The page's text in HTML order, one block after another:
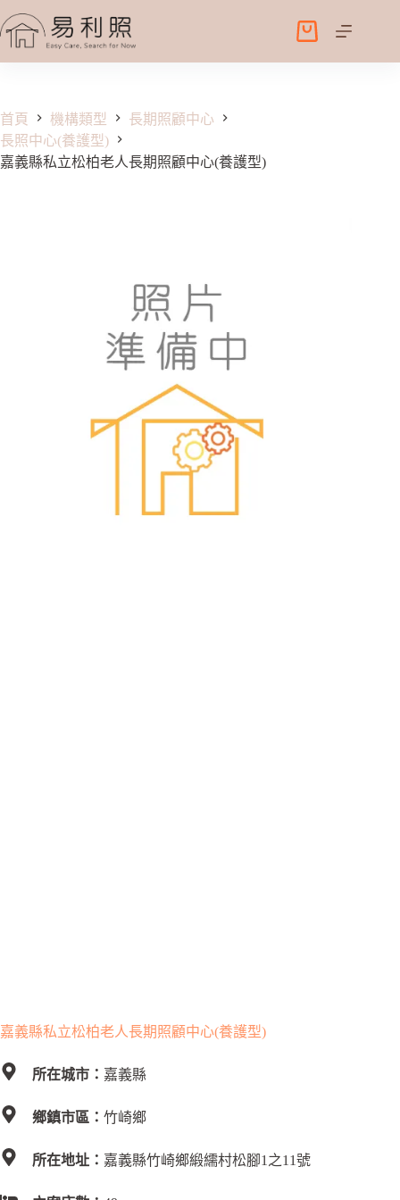
至
容
購
物
首頁 機構類型
長期照顧中心
長照中心(養護型)
嘉義縣私立松柏老人長期照顧中心(養護型)
嘉義縣私立松柏老人長期照顧中心(養護型)
所在城市： 嘉義縣
鄉鎮市區： 竹崎鄉
所在地址： 嘉義縣竹崎鄉緞繻村松腳1之11號